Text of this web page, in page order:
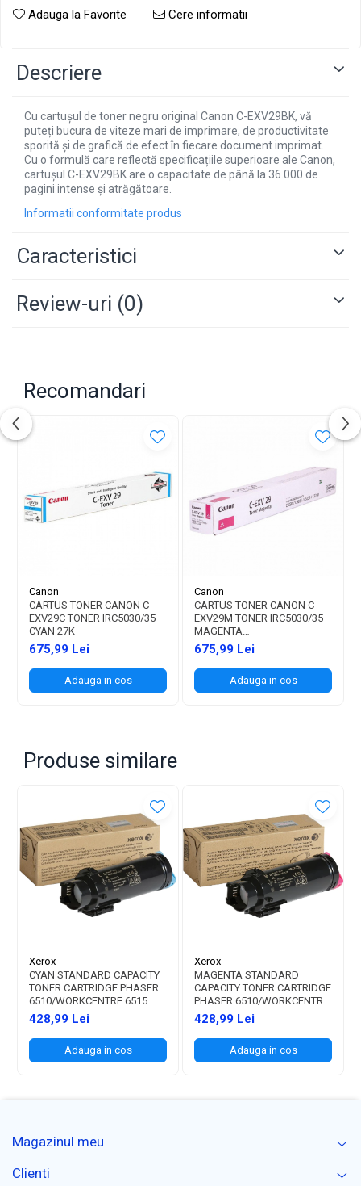
Adauga la Favorite Cere informatii
Descriere
Cu cartușul de toner negru original Canon C-EXV29BK, vă
puteți bucura de viteze mari de imprimare, de productivitate
sporită și de grafică de efect în fiecare document imprimat.
Cu o formulă care reflectă specificațiile superioare ale Canon,
cartușul C-EXV29BK are o capacitate de până la 36.000 de
pagini intense și atrăgătoare.
Informatii conformitate produs
Caracteristici
Review-uri (0)
Recomandari
Canon
CARTUS TONER CANON C-
EXV29C TONER IRC5030/35
CYAN 27K
675,99 Lei
Adauga in cos
Canon
CARTUS TONER CANON C-
EXV29M TONER IRC5030/35
MAGENTA
27K
675,99 Lei
Adauga in cos
Produse similare
Xerox
CYAN STANDARD CAPACITY
TONER CARTRIDGE PHASER
6510/WORKCENTRE 6515
428,99 Lei
Adauga in cos
Xerox
MAGENTA STANDARD
CAPACITY TONER CARTRIDGE
PHASER 6510/WORKCENTRE
6515
428,99 Lei
Adauga in cos
Magazinul meu
Clienti